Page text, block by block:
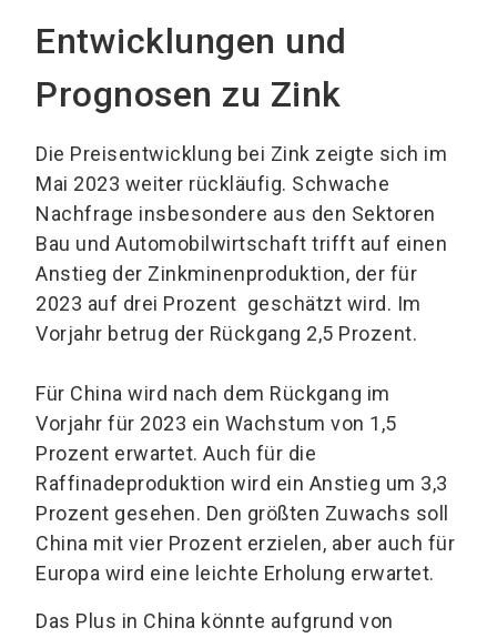
Entwicklungen und
Prognosen zu Zink
Die Preisentwicklung bei Zink zeigte sich im
Mai 2023 weiter rückläufig. Schwache
Nachfrage insbesondere aus den Sektoren
Bau und Automobilwirtschaft trifft auf einen
Anstieg der Zinkminenproduktion, der für
2023 auf drei Prozent geschätzt wird. Im
Vorjahr betrug der Rückgang 2,5 Prozent.
Für China wird nach dem Rückgang im
Vorjahr für 2023 ein Wachstum von 1,5
Prozent erwartet. Auch für die
Raffinadeproduktion wird ein Anstieg um 3,3
Prozent gesehen. Den größten Zuwachs soll
China mit vier Prozent erzielen, aber auch für
Europa wird eine leichte Erholung erwartet.
Das Plus in China könnte aufgrund von